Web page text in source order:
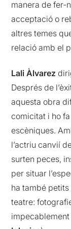
manera de fer-
acceptació o
altres temes
relació amb el
Lali Àlvarez
Després de
aquesta obra
comicitat i ho
escèniques.
l’actriu canvií
surten peces,
per situar
ha també
teatre:
impecablement